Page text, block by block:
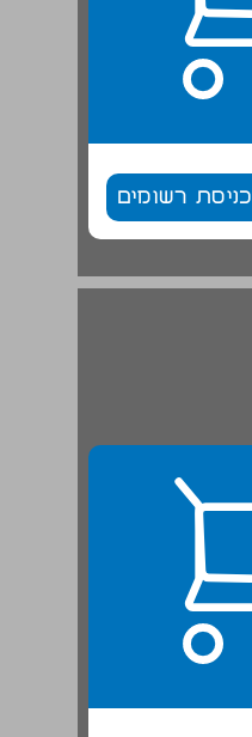
כניסת רשומים